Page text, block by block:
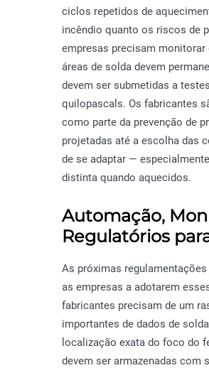
ciclos repetidos de
incêndio quanto os riscos de
empresas precisam
áreas de solda devem
devem ser submetidas a
quilopascals. Os fabricantes
como parte da prevenção de
projetadas até a escolha das
de se adaptar —
distinta quando aquecidos.
Automação,
Regulatórios
As próximas
as empresas a adotarem
fabricantes precisam de um
importantes de dados de
localização exata do foco do
devem ser armazenadas com